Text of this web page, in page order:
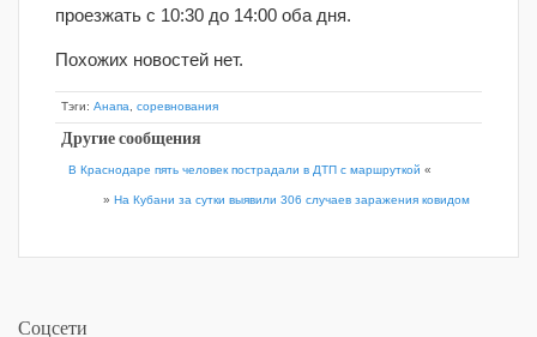
проезжать с 10:30 до 14:00 оба дня.
Похожих новостей нет.
Тэги: Анапа соревнования
Другие сообщения
В Краснодаре пять человек пострадали в ДТП с маршруткой «
» На Кубани за сутки выявили 306 случаев заражения ковидом
Соцсети